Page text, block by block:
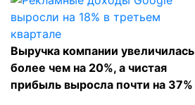
Выручка компании увеличилась
более чем на 20%, а чистая
прибыль выросла почти на 37%